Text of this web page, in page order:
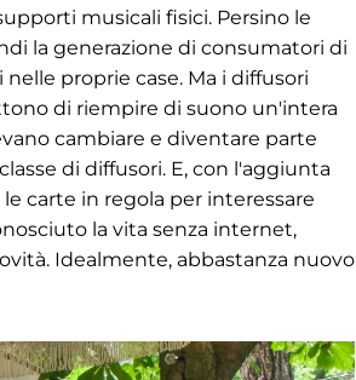
musicali fisici. Persino le
la generazione di consumatori di
proprie case. Ma i diffusori
di riempire di suono un'intera
cambiare e diventare parte
di diffusori. E, con l'aggiunta
carte in regola per interessare
la vita senza internet,
Idealmente, abbastanza nuovo